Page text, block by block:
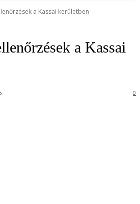
a Kassai kerületben
a Kassai
0